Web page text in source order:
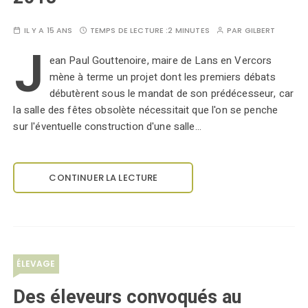
IL Y A 15 ANS TEMPS DE LECTURE :2 MINUTES PAR GILBERT
J ean Paul Gouttenoire, maire de Lans en Vercors
mène à terme un projet dont les premiers débats
débutèrent sous le mandat de son prédécesseur, car
la salle des fêtes obsolète nécessitait que l'on se penche
sur l'éventuelle construction d'une salle…
CONTINUER LA LECTURE
ÉLEVAGE
Des éleveurs convoqués au